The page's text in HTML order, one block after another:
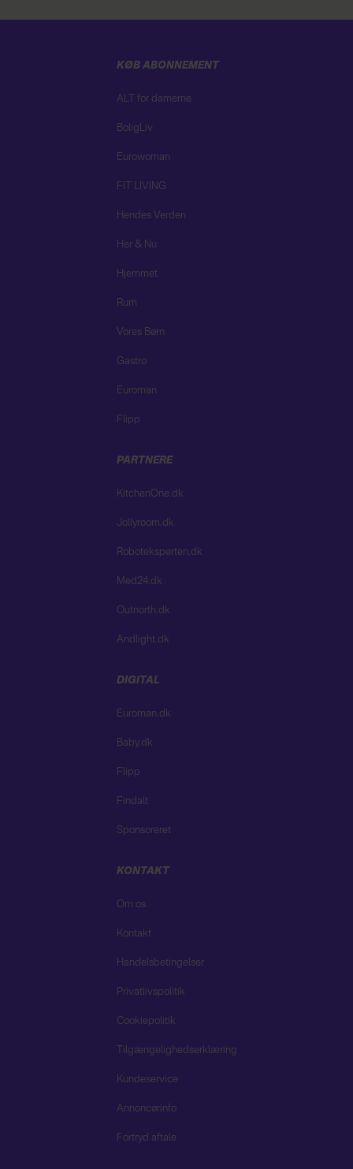
KØB ABONNEMENT
ALT for damerne
BoligLiv
Eurowoman
FIT LIVING
Hendes Verden
Her & Nu
Hjemmet
Rum
Vores Børn
Gastro
Euroman
Flipp
PARTNERE
KitchenOne.dk
Jollyroom.dk
Roboteksperten.dk
Med24.dk
Outnorth.dk
Andlight.dk
DIGITAL
Euroman.dk
Baby.dk
Flipp
Findalt
Sponsoreret
KONTAKT
Om os
Kontakt
Handelsbetingelser
Privatlivspolitik
Cookiepolitik
Tilgængelighedserklæring
Kundeservice
Annoncørinfo
Fortryd aftale